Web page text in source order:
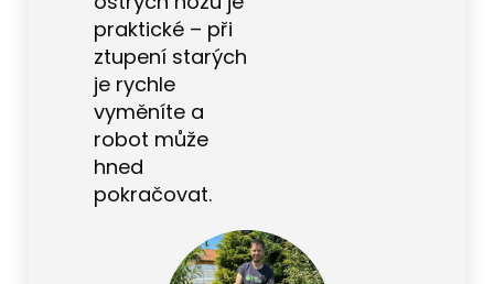
praktické – při
ztupení starých
je rychle
vyměníte a
robot může
hned
pokračovat.